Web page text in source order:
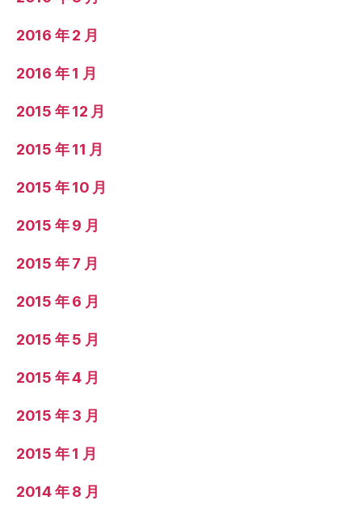
2016 年 2 月
2016 年 1 月
2015 年 12 月
2015 年 11 月
2015 年 10 月
2015 年 9 月
2015 年 7 月
2015 年 6 月
2015 年 5 月
2015 年 4 月
2015 年 3 月
2015 年 1 月
2014 年 8 月